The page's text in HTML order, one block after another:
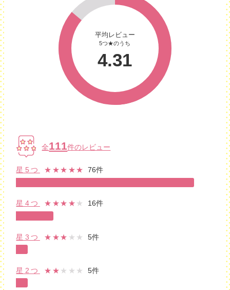
平均レビュー
5つ★のうち
4.31
全111件のレビュー
星5つ ★★★★★ 76件
星4つ ★★★★ ★ 16件
星3つ ★★★ ★★ 5件
星2つ ★★ ★★★ 5件